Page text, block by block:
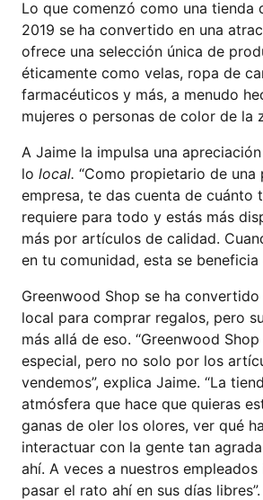
Lo que comenzó como una tienda
2019 se ha convertido en una
ofrece una selección única de
éticamente como velas, ropa de
farmacéuticos y más, a menudo
mujeres o personas de color de la
A Jaime la impulsa una
lo local. “Como propietario de una
empresa, te das cuenta de cuánto
requiere para todo y estás más
más por artículos de calidad.
en tu comunidad, esta se beneficia
Greenwood Shop se ha
local para comprar regalos, pero
más allá de eso. “Greenwood
especial, pero no solo por los
vendemos”, explica Jaime. “La
atmósfera que hace que quieras
ganas de oler los olores, ver qué
interactuar con la gente tan
ahí. A veces a nuestros
pasar el rato ahí en sus días libres”.